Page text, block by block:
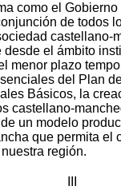
como el
de todos
castellano-
desde el ámbito
menor plazo
del Plan
Básicos, la
castellano-
un modelo
que permita el
región.